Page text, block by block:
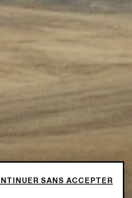
SANS ACCEPTER